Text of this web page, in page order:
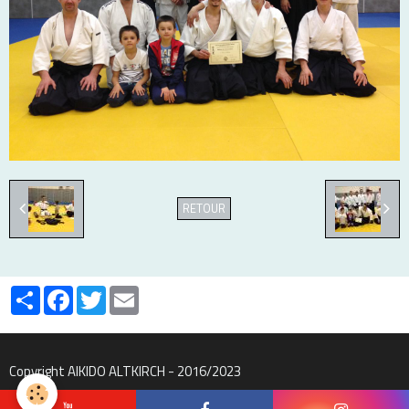
RETOUR
PartagerFacebook
Twitter
Copyright AIKIDO ALTKIRCH - 2016/2023